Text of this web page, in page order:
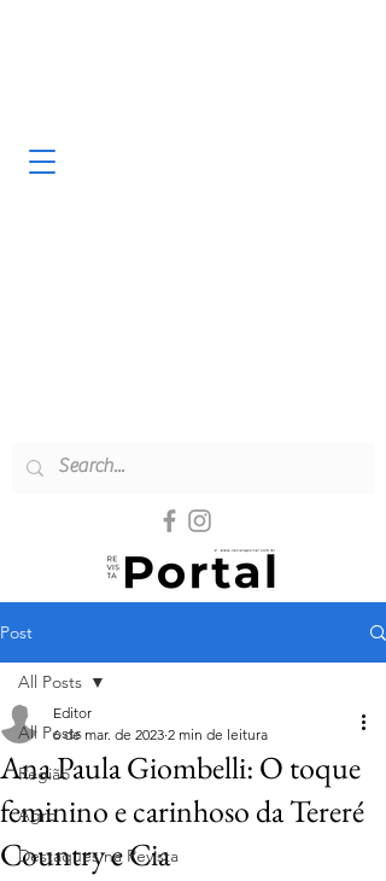
Post
All Posts
Região
Agro
Destaques na Revista
All Posts
Ana Paula Giombelli: O toque
feminino e carinhoso da Tereré
Country e Cia
Editor
6 de mar. de 2023 2 min de leitura